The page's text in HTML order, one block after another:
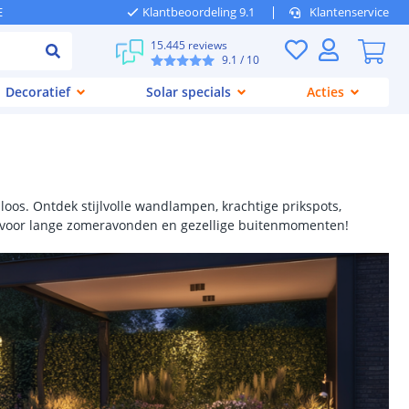
Klantbeoordeling 9.1 Klantenservice
15.445 reviews
9.1 / 10
Decoratief Solar specials Acties
Ontdek stijlvolle wandlampen, krachtige prikspots,
lange zomeravonden en gezellige buitenmomenten!